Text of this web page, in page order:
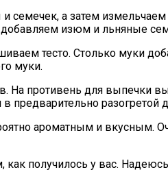
семечек, а затем
изюм и льняные
тесто. Столько муки
муки.
На противень для
предварительно разогретой
ароматным и вкусным.
получилось у вас.